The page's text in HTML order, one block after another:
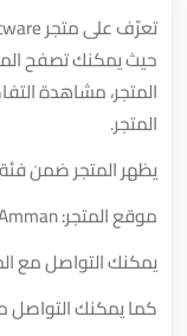
حيث يمكنك تصفح
المتجر، مشاهدة
المتجر.
يظهر المتجر ضمن
موقع المتجر: Amman.
يمكنك التواصل مع
كما يمكنك التواصل